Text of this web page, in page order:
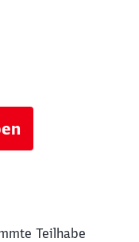
Teilhabe